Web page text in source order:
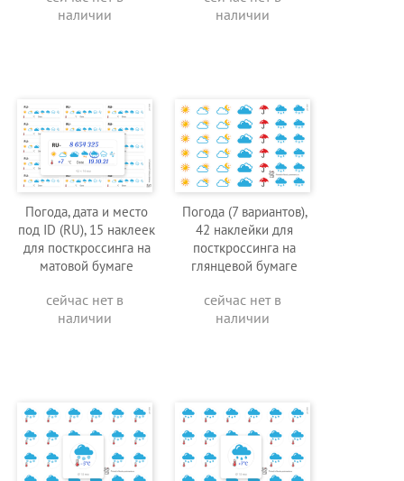
наличии
наличии
Погода, дата и место
под ID (RU), 15 наклеек
для посткроссинга на
матовой бумаге
сейчас нет в
наличии
Погода (7 вариантов),
42 наклейки для
посткроссинга на
глянцевой бумаге
сейчас нет в
наличии